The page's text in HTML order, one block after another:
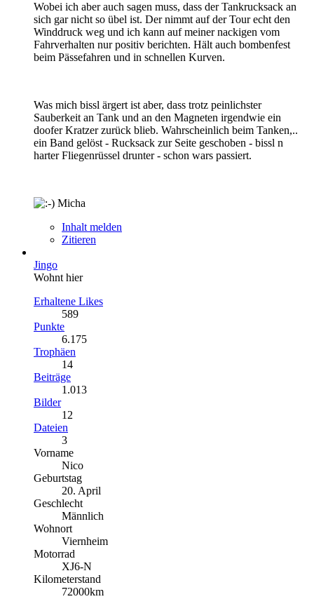
Wobei ich aber auch sagen muss, dass der Tankrucksack an
sich gar nicht so übel ist. Der nimmt auf der Tour echt den
Winddruck weg und ich kann auf meiner nackigen vom
Fahrverhalten nur positiv berichten. Hält auch bombenfest
beim Pässefahren und in schnellen Kurven.
Was mich bissl ärgert ist aber, dass trotz peinlichster
Sauberkeit an Tank und an den Magneten irgendwie ein
doofer Kratzer zurück blieb. Wahrscheinlich beim Tanken,..
ein Band gelöst - Rucksack zur Seite geschoben - bissl n
harter Fliegenrüssel drunter - schon wars passiert.
Micha
Inhalt melden
Zitieren
Jingo
Wohnt hier
Erhaltene Likes
589
Punkte
6.175
Trophäen
14
Beiträge
1.013
Bilder
12
Dateien
3
Vorname
Nico
Geburtstag
20. April
Geschlecht
Männlich
Wohnort
Viernheim
Motorrad
XJ6-N
Kilometerstand
72000km